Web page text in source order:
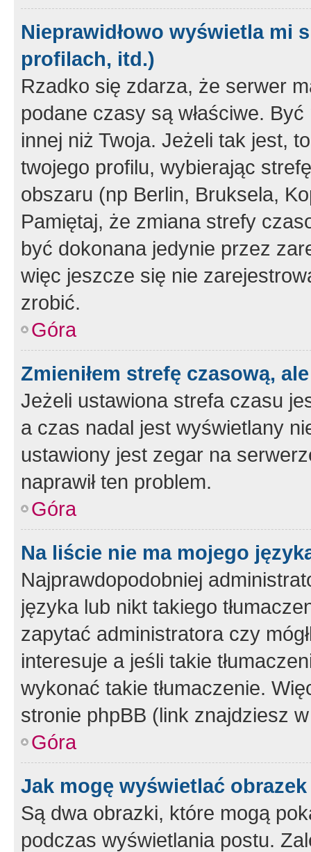
Nieprawidłowo wyświetla mi
profilach, itd.)
Rzadko się zdarza, że serwer
podane czasy są właściwe.
innej niż Twoja. Jeżeli tak jest,
twojego profilu, wybierając
obszaru (np Berlin, Bruksela,
Pamiętaj, że zmiana strefy
być dokonana jedynie przez
więc jeszcze się nie
zrobić.
Góra
Zmieniłem strefę czasową,
Jeżeli ustawiona strefa czasu
a czas nadal jest wyświetlany
ustawiony jest zegar na
naprawił ten problem.
Góra
Na liście nie ma mojego
Najprawdopodobniej
języka lub nikt takiego
zapytać administratora czy
interesuje a jeśli takie
wykonać takie tłumaczenie.
stronie phpBB (link znajdziesz
Góra
Jak mogę wyświetlać
Są dwa obrazki, które mogą
podczas wyświetlania postu.